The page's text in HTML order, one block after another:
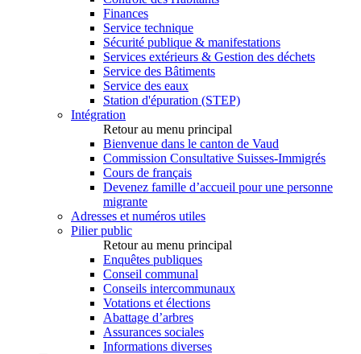
Finances
Service technique
Sécurité publique & manifestations
Services extérieurs & Gestion des déchets
Service des Bâtiments
Service des eaux
Station d'épuration (STEP)
Intégration
Retour au menu principal
Bienvenue dans le canton de Vaud
Commission Consultative Suisses-Immigrés
Cours de français
Devenez famille d’accueil pour une personne
migrante
Adresses et numéros utiles
Pilier public
Retour au menu principal
Enquêtes publiques
Conseil communal
Conseils intercommunaux
Votations et élections
Abattage d’arbres
Assurances sociales
Informations diverses